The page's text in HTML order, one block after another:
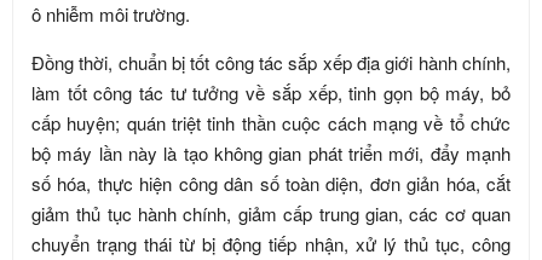
ô nhiễm môi trường.
Đồng thời, chuẩn bị tốt công tác sắp xếp địa giới hành chính,
làm tốt công tác tư tưởng về sắp xếp, tinh gọn bộ máy, bỏ
cấp huyện; quán triệt tinh thần cuộc cách mạng về tổ chức
bộ máy lần này là tạo không gian phát triển mới, đẩy mạnh
số hóa, thực hiện công dân số toàn diện, đơn giản hóa, cắt
giảm thủ tục hành chính, giảm cấp trung gian, các cơ quan
chuyển trạng thái từ bị động tiếp nhận, xử lý thủ tục, công